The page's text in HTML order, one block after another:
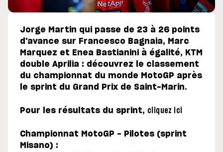
Jorge Martin qui passe de 23 à 26 points
d'avance sur Francesco Bagnaia, Marc
Marquez et Enea Bastianini à égalité, KTM
double Aprilia : découvrez le classement
du championnat du monde MotoGP après
le sprint du Grand Prix de Saint-Marin.
Pour les résultats du sprint, cliquez ici
Championnat MotoGP - Pilotes (sprint
Misano) :